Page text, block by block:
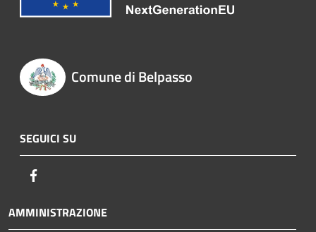
Comune di Belpasso
SEGUICI SU
AMMINISTRAZIONE